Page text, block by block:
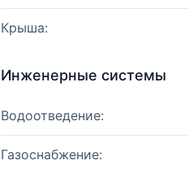
Крыша:
Инженерные системы
Водоотведение:
Газоснабжение: